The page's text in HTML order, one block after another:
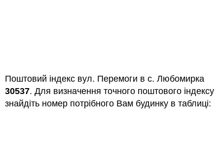
Поштовий індекс вул. Перемоги в с. Любомирка
30537. Для визначення точного поштового індексу
знайдіть номер потрібного Вам будинку в таблиці: